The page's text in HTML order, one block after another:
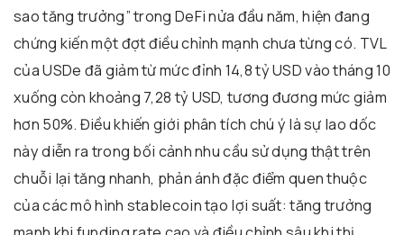
sao tăng trưởng” trong DeFi nửa đầu năm, hiện đang
chứng kiến một đợt điều chỉnh mạnh chưa từng có. TVL
của USDe đã giảm từ mức đỉnh 14,8 tỷ USD vào tháng 10
xuống còn khoảng 7,28 tỷ USD, tương đương mức giảm
hơn 50%. Điều khiến giới phân tích chú ý là sự lao dốc
này diễn ra trong bối cảnh nhu cầu sử dụng thật trên
chuỗi lại tăng nhanh, phản ánh đặc điểm quen thuộc
của các mô hình stablecoin tạo lợi suất: tăng trưởng